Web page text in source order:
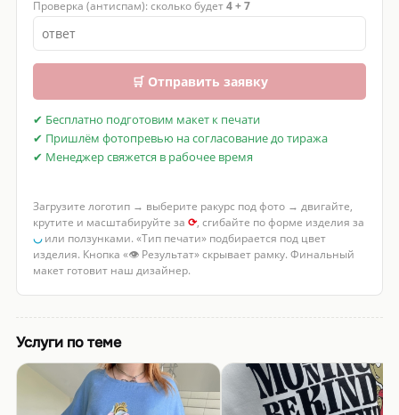
Проверка (антиспам): сколько будет4 + 7
🛒 Отправить заявку
✔ Бесплатно подготовим макет к печати
✔ Пришлём фотопревью на согласование до тиража
✔ Менеджер свяжется в рабочее время
Загрузите логотип → выберите ракурс под фото → двигайте,
крутите и масштабируйте за ⟳, сгибайте по форме изделия за
◡или ползунками. «Тип печати» подбирается под цвет
изделия. Кнопка «👁 Результат» скрывает рамку. Финальный
макет готовит наш дизайнер.
Услуги по теме